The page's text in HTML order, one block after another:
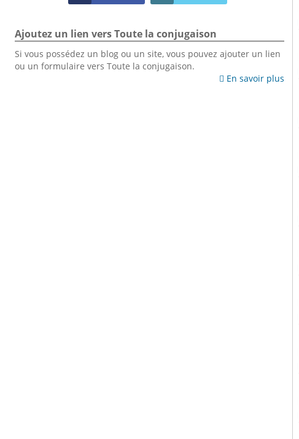
Ajoutez un lien vers Toute la conjugaison
Si vous possédez un blog ou un site, vous pouvez ajouter un lien
ou un formulaire vers Toute la conjugaison.
 En savoir plus